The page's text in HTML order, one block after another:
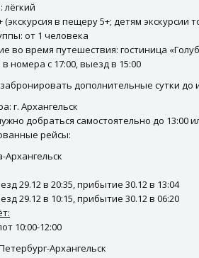
лёгкий
(экскурсия в пещеру 5+; детям
от 1 человека
во время путешествия: гостиница
номера с 17:00, выезд в 15:00
дополнительные сутки
г. Архангельск
добраться самостоятельно до 13:00
рейсы:
Архангельск
29.12 в 20:35, прибытие 30.12 в 13:04
29.12 в 10:15, прибытие 30.12 в 06:20
10:00-12:00
Архангельск